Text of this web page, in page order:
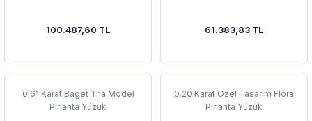
100.487,60 TL 61.383,83 TL
0.61 Karat Baget Tria Model
Pırlanta Yüzük
0.20 Karat Özel Tasarım Flora
Pırlanta Yüzük